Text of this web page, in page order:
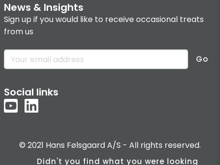
News & Insights
Sign up if you would like to receive occasional treats
from us
Go
Social links
© 2021 Hans Følsgaard A/S - All rights reserved.
Didn't you find what you were looking